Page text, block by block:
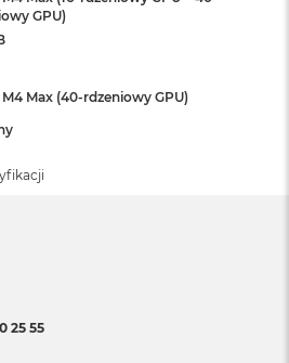
GPU)
Max (40-rdzeniowy GPU)
25 55